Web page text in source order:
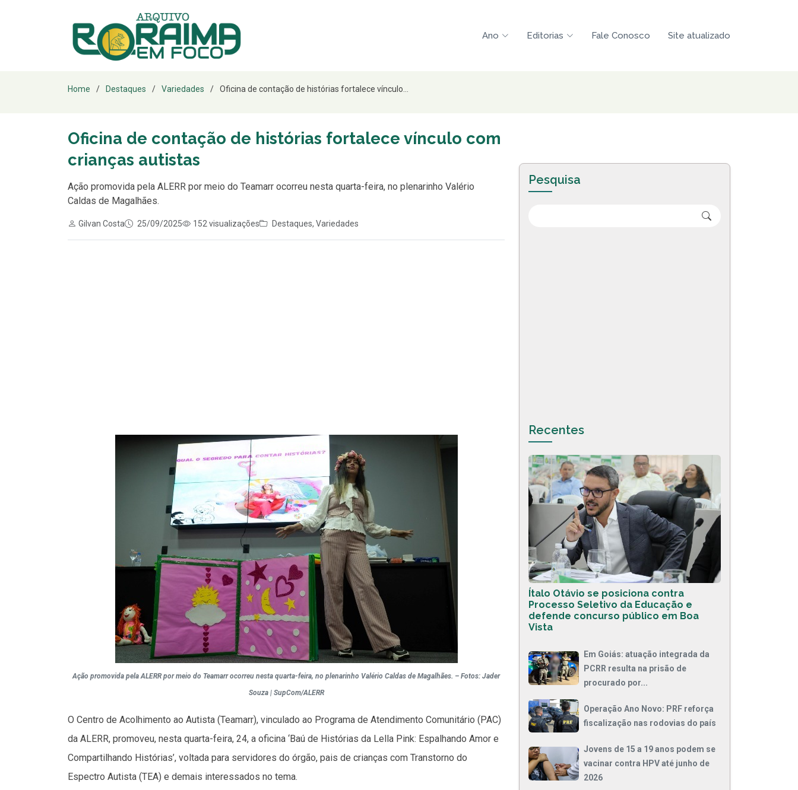
Ano Editorias Fale Conosco Site atualizado
Home Destaques Variedades Oficina de contação de histórias fortalece vínculo...
Oficina de contação de histórias fortalece vínculo com
crianças autistas
Ação promovida pela ALERR por meio do Teamarr ocorreu nesta quarta-feira, no plenarinho Valério
Caldas de Magalhães.
Gilvan Costa 25/09/2025 152 visualizações Destaques, Variedades
Ação promovida pela ALERR por meio do Teamarr ocorreu nesta quarta-feira, no plenarinho Valério Caldas de Magalhães. – Fotos: Jader
Souza | SupCom/ALERR
O Centro de Acolhimento ao Autista (Teamarr), vinculado ao Programa de Atendimento Comunitário (PAC)
da ALERR, promoveu, nesta quarta-feira, 24, a oficina ‘Baú de Histórias da Lella Pink: Espalhando Amor e
Compartilhando Histórias’, voltada para servidores do órgão, pais de crianças com Transtorno do
Espectro Autista (TEA) e demais interessados no tema.
Pesquisa
Recentes
Ítalo Otávio se posiciona contra
Processo Seletivo da Educação e
defende concurso público em Boa
Vista
Em Goiás: atuação integrada da
PCRR resulta na prisão de
procurado por...
Operação Ano Novo: PRF reforça
fiscalização nas rodovias do país
Jovens de 15 a 19 anos podem se
vacinar contra HPV até junho de
2026